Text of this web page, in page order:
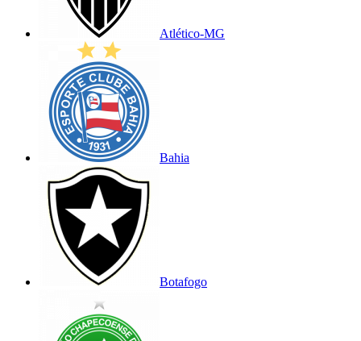
Atlético-MG
Bahia
Botafogo